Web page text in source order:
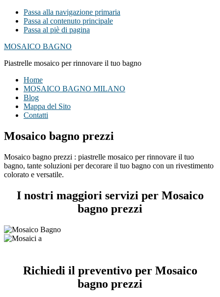
Passa alla navigazione primaria
Passa al contenuto principale
Passa al piè di pagina
MOSAICO BAGNO
Piastrelle mosaico per rinnovare il tuo bagno
Home
MOSAICO BAGNO MILANO
Blog
Mappa del Sito
Contatti
Mosaico bagno prezzi
Mosaico bagno prezzi : piastrelle mosaico per rinnovare il tuo
bagno, tante soluzioni per decorare il tuo bagno con un rivestimento
colorato e versatile.
I nostri maggiori servizi per Mosaico
bagno prezzi
Richiedi il preventivo per Mosaico
bagno prezzi